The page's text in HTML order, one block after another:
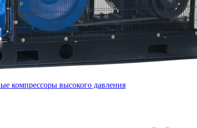
компрессоры высокого давления